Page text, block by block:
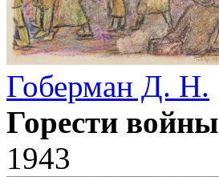
Гоберман Д. Н.
Горести войны
1943